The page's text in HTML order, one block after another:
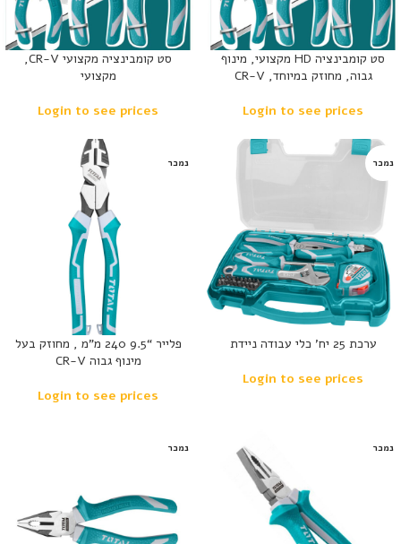
סט קומבינציה HD מקצועי, מינוף
גבוה, מחוזק במיוחד, CR-V
Login to see prices
סט קומבינציה מקצועי CR-V,
מקצועי
Login to see prices
נמכר
ערכת 25 יח’ כלי עבודה ניידת
Login to see prices
נמכר
פלייר “9.5 240 מ”מ , מחוזק בעל
מינוף גבוה CR-V
Login to see prices
נמכר נמכר